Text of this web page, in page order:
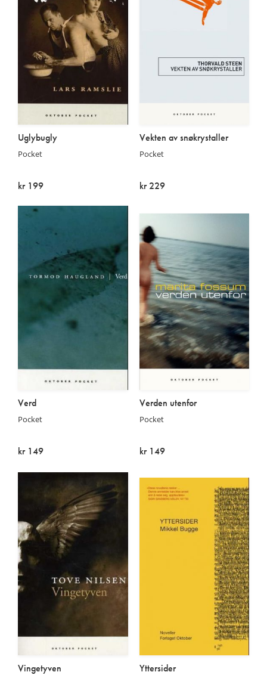
Uglybugly
Pocket
kr 199
Vekten av snøkrystaller
Pocket
kr 229
Verd
Pocket
kr 149
Verden utenfor
Pocket
kr 149
Vingetyven Yttersider